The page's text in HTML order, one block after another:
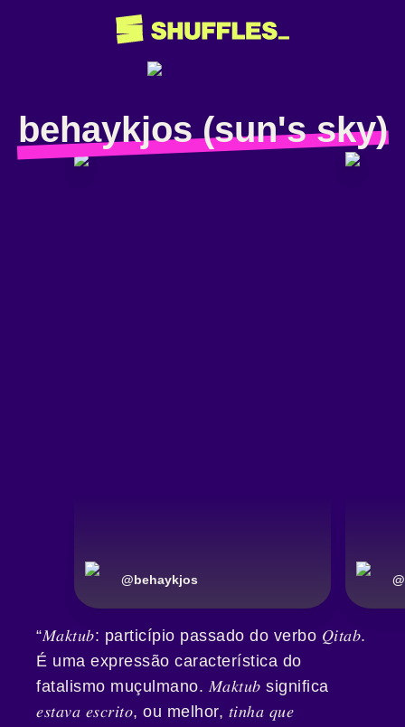
behaykjos (sun's sky)
@behaykjos @
“𝑀𝑎𝑘𝑡𝑢𝑏: particípio passado do verbo 𝑄𝑖𝑡𝑎𝑏.
É uma expressão característica do
fatalismo muçulmano. 𝑀𝑎𝑘𝑡𝑢𝑏 significa
𝑒𝑠𝑡𝑎𝑣𝑎 𝑒𝑠𝑐𝑟𝑖𝑡𝑜, ou melhor, 𝑡𝑖𝑛ℎ𝑎 𝑞𝑢𝑒